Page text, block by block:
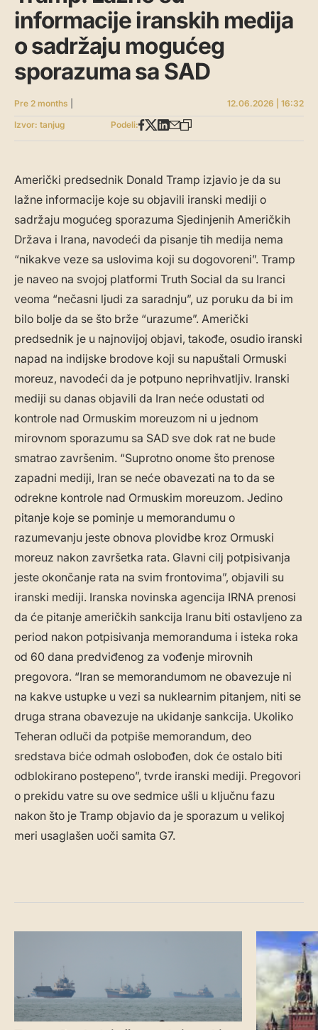
informacije iranskih medija
o sadržaju mogućeg
sporazuma sa SAD
Pre 2 months
12.06.2026 | 16:32
Izvor: tanjug
Podeli:
Američki predsednik Donald Tramp izjavio je da su
lažne informacije koje su objavili iranski mediji o
sadržaju mogućeg sporazuma Sjedinjenih Američkih
Država i Irana, navodeći da pisanje tih medija nema
“nikakve veze sa uslovima koji su dogovoreni”. Tramp
je naveo na svojoj platformi Truth Social da su Iranci
veoma “nečasni ljudi za saradnju”, uz poruku da bi im
bilo bolje da se što brže “urazume”. Američki
predsednik je u najnovijoj objavi, takođe, osudio iranski
napad na indijske brodove koji su napuštali Ormuski
moreuz, navodeći da je potpuno neprihvatljiv. Iranski
mediji su danas objavili da Iran neće odustati od
kontrole nad Ormuskim moreuzom ni u jednom
mirovnom sporazumu sa SAD sve dok rat ne bude
smatrao završenim. “Suprotno onome što prenose
zapadni mediji, Iran se neće obavezati na to da se
odrekne kontrole nad Ormuskim moreuzom. Jedino
pitanje koje se pominje u memorandumu o
razumevanju jeste obnova plovidbe kroz Ormuski
moreuz nakon završetka rata. Glavni cilj potpisivanja
jeste okončanje rata na svim frontovima”, objavili su
iranski mediji. Iranska novinska agencija IRNA prenosi
da će pitanje američkih sankcija Iranu biti ostavljeno za
period nakon potpisivanja memoranduma i isteka roka
od 60 dana predviđenog za vođenje mirovnih
pregovora. “Iran se memorandumom ne obavezuje ni
na kakve ustupke u vezi sa nuklearnim pitanjem, niti se
druga strana obavezuje na ukidanje sankcija. Ukoliko
Teheran odluči da potpiše memorandum, deo
sredstava biće odmah oslobođen, dok će ostalo biti
odblokirano postepeno”, tvrde iranski mediji. Pregovori
o prekidu vatre su ove sedmice ušli u ključnu fazu
nakon što je Tramp objavio da je sporazum u velikoj
meri usaglašen uoči samita G7.